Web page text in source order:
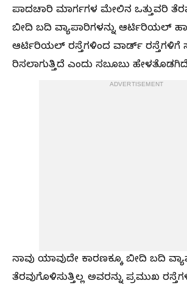
ಪಾದಚಾರಿ ಮಾರ್ಗಗಳ ಮೇಲಿನ ಒತ್ತುವರಿ
ಬೀದಿ ಬದಿ ವ್ಯಾಪಾರಿಗಳನ್ನು ಆರ್ಟಿರಿಯಲ್‌
ಆರ್ಟಿರಿಯಲ್‌ ರಸ್ತೆಗಳಿಂದ ವಾರ್ಡ್‌ ರಸ್ತೆಗಳಿಗೆ
ರಿಸಲಾಗುತ್ತಿದೆ ಎಂದು ಸಬೂಬು
ADVERTISEMENT
ನಾವು ಯಾವುದೇ ಕಾರಣಕ್ಕೂ ಬೀದಿ ಬದಿ
ತೆರವುಗೊಳಿಸುತ್ತಿಲ್ಲ ಅವರನ್ನು ಪ್ರಮುಖ